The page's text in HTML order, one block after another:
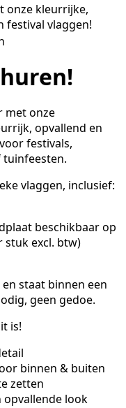
onze kleurrijke,
festival vlaggen!
met onze
opvallend en
festivals,
vlaggen, inclusief:
beschikbaar op
stuk excl. btw)
staat binnen een
geen gedoe.
is!
binnen & buiten
zetten
opvallende look